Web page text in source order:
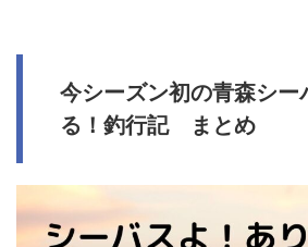
今シーズン初の青森シー
る！釣行記 まとめ